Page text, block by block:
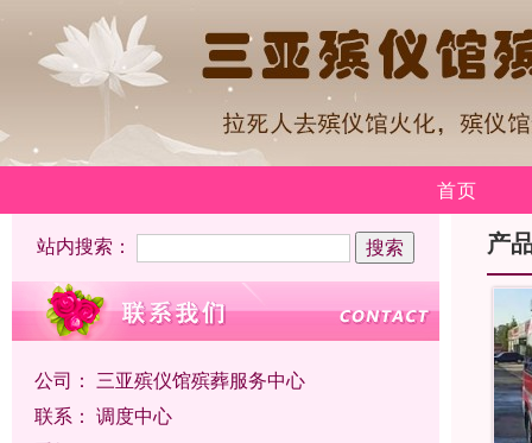
首页
站内搜索：
公司： 三亚殡仪馆殡葬服务中心
联系： 调度中心
产